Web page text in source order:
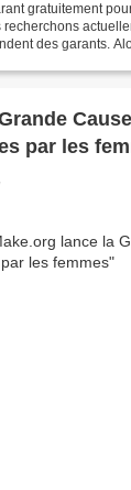
gratuitement
des garants.
par les